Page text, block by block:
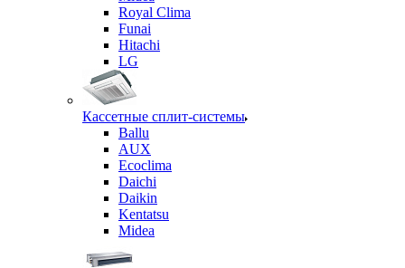
Royal Clima
Funai
Hitachi
LG
Кассетные сплит-системы
Ballu
AUX
Ecoclima
Daichi
Daikin
Kentatsu
Midea